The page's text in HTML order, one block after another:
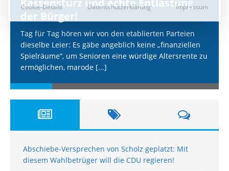
Kassensturz und echte Entlastung
der Bürger!
Tag für Tag hören wir von den etablierten Parteien
dieselbe Leier: Es gäbe angeblich keine „finanziellen
Spielräume“, um Senioren eine würdige Altersrente zu
ermöglichen, marode [...]
Abschiebe-Versprechen von Scholz geplatzt: Mit
diesem Wahlbetrüger will die CDU regieren!